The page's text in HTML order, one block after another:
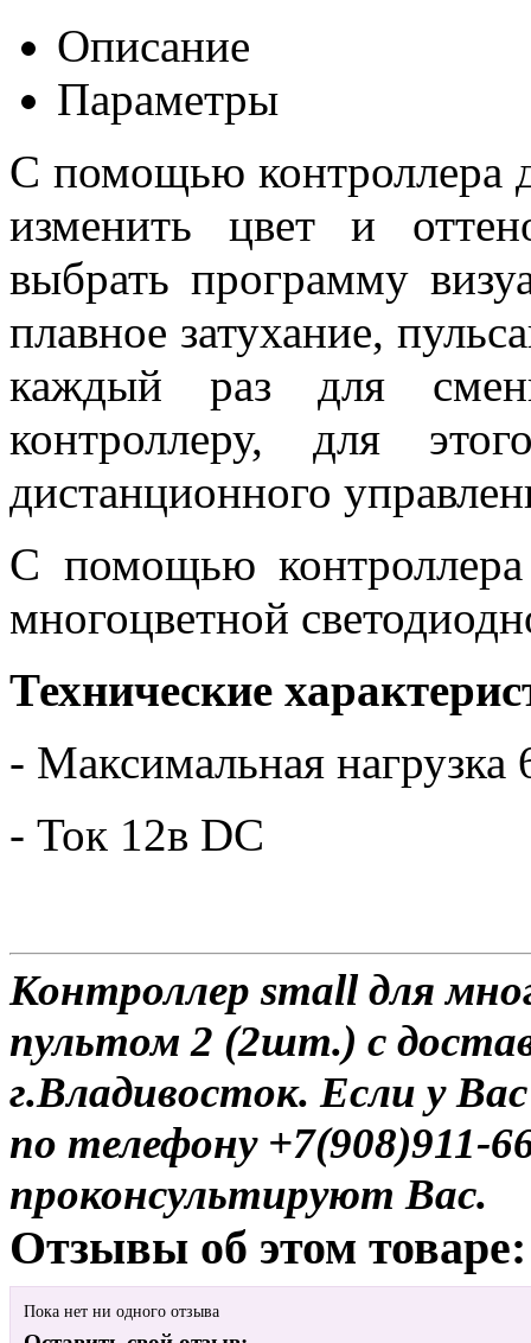
Описание
Параметры
С помощью контроллера
изменить цвет и
выбрать программу
плавное затухание,
каждый раз для
контроллеру, для
дистанционного
С помощью контроллера
многоцветной
Технические
- Максимальная нагрузка
- Ток 12в DC
Контроллер small для
пультом 2 (2шт.) с
г.Владивосток. Если у
по телефону
проконсультируют Вас.
Отзывы об этом товаре:
Пока нет ни одного отзыва